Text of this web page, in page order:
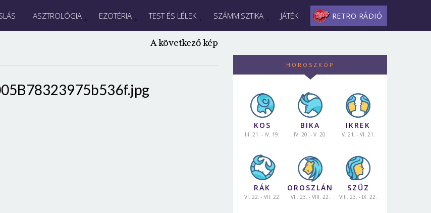
ASZTROLÓGIA EZOTÉRIA TEST ÉS LÉLEK SZÁMMISZTIKA JÁTÉK RETRO RÁDIÓ
A következő kép
HOROSZKÓP
KOS
III. 21. - IV. 19.
BIKA
IV. 20. - V. 20.
IKREK
V. 21. - VI. 21.
RÁK
VI. 22. - VII. 22.
OROSZLÁN
VII. 23. - VIII. 22.
SZŰZ
VIII. 23. - IX. 22.